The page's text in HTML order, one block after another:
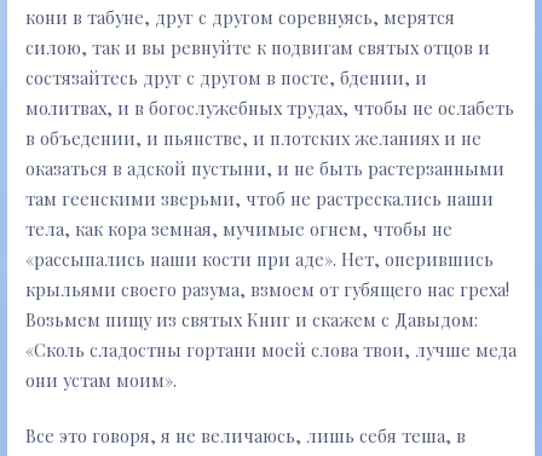
кони в табуне, друг с другом соревнуясь, мерятся
силою, так и вы ревнуйте к подвигам святых отцов и
состязайтесь друг с другом в посте, бдении, и
молитвах, и в богослужебных трудах, чтобы не ослабеть
в объедении, и пьянстве, и плотских желаниях и не
оказаться в адской пустыни, и не быть растерзанными
там геенскими зверьми, чтоб не растрескались наши
тела, как кора земная, мучимые огнем, чтобы не
«рассыпались наши кости при аде». Нет, оперившись
крыльями своего разума, взмоем от губящего нас греха!
Возьмем пищу из святых Книг и скажем с Давыдом:
«Сколь сладостны гортани моей слова твои, лучше меда
они устам моим».
Все это говоря, я не величаюсь, лишь себя теша, в